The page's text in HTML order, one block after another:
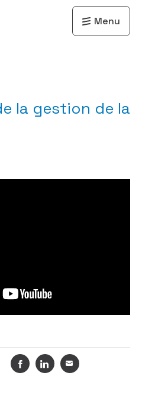
Menu
la gestion de la